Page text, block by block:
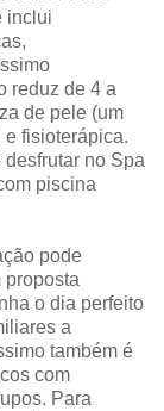
inclui
reduz de 4 a
de pele (um
fisioterápica.
no Spa
piscina
pode
proposta
o dia perfeito
a
também é
com
Para